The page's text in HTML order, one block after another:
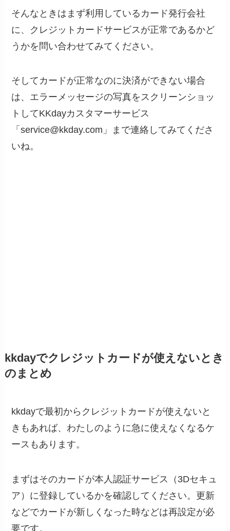
そんなときはまず利用しているカード発行会社
に、クレジットカードサービスが正常であるかど
うかを問い合わせてみてください。
そしてカードが正常なのに決済ができない場合
は、エラーメッセージの写真をスクリーンショッ
トしてKKdayカスタマーサービス
「service@kkday.com」まで連絡してみてくださ
いね。
kkdayでクレジットカードが使えないとき
のまとめ
kkdayで最初からクレジットカードが使えないと
きもあれば、わたしのように急に使えなくなるケ
ースもあります。
まずはそのカードが本人認証サービス（3Dセキュ
ア）に登録しているかを確認してください。更新
などでカードが新しくなった時などは再設定が必
要です。